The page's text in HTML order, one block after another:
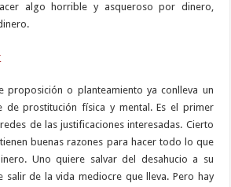
algo horrible y asqueroso por dinero,
proposición o planteamiento ya conlleva un
de prostitución física y mental. Es el primer
de las justificaciones interesadas. Cierto
buenas razones para hacer todo lo que
Uno quiere salvar del desahucio a su
de la vida mediocre que lleva. Pero hay